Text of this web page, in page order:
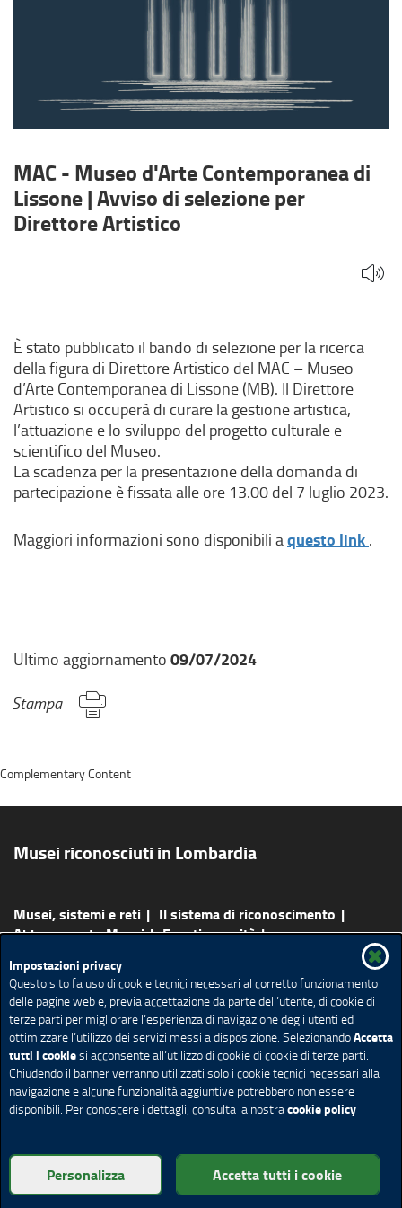
selezione
per
Direttore
Artistico
MAC - Museo d'Arte Contemporanea di
Lissone | Avviso di selezione per
Direttore Artistico
È stato pubblicato il bando di selezione per la ricerca
della figura di Direttore Artistico del MAC – Museo
d’Arte Contemporanea di Lissone (MB). Il Direttore
Artistico si occuperà di curare la gestione artistica,
l’attuazione e lo sviluppo del progetto culturale e
scientifico del Museo.
La scadenza per la presentazione della domanda di
partecipazione è fissata alle ore 13.00 del 7 luglio 2023.
Maggiori informazioni sono disponibili a questo link(
s
i
n
u
n
a
n
o
i
e
.
Ultimo aggiornamento 09/07/2024
Stampa
Impostazioni privacy
Questo sito fa uso di cookie tecnici necessari al corretto funzionamento
delle pagine web e, previa accettazione da parte dell’utente, di cookie di
terze parti per migliorare l’esperienza di navigazione degli utenti ed
ottimizzare l’utilizzo dei servizi messi a disposizione. SelezionandoAccetta
tutti i cookiesi acconsente all’utilizzo di cookie di cookie di terze parti.
Chiudendo il banner verranno utilizzati solo i cookie tecnici necessari alla
navigazione e alcune funzionalità aggiuntive potrebbero non essere
disponibili. Per conoscere i dettagli, consulta la nostracookie policy
Personalizza Accetta tutti i cookie
Musei riconosciuti in Lombardia
Musei, sistemi e reti
Il sistema di riconoscimento
Abbonamento Musei
Eventi e novità
Scopri i musei
Ricerca Musei
Redazione Privacy Note Legali
Accessibilità
Cookie policy
Impostazione Cookie
(link
si
apre
(link
si
apre
(link
si
apre
(link
si
apre
© Copyright Regione Lombardia tutti i diritti riservati - C.F.
80050050154 - Piazza Città di Lombardia 1 - 20124 Milano
Complementary Content